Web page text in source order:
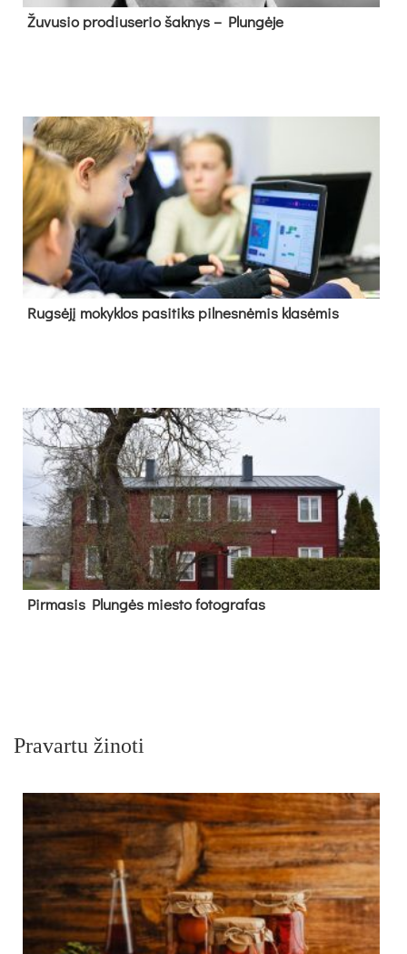
Žu­vu­sio pro­diu­se­rio šak­nys – Plun­gė­je
Rug­sė­jį mo­kyk­los pa­si­tiks pil­nes­nė­mis kla­sė­mis
Pir­ma­sis Plun­gės mies­to fo­tog­ra­fas
Pravartu žinoti